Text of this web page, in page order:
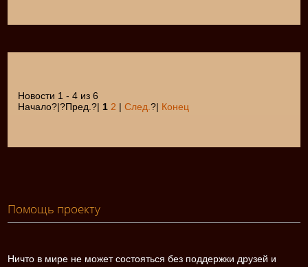
Новости 1 - 4 из 6
Начало?|?Пред.?| 1 2 |След.?| Конец
Помощь проекту
Ничто в мире не может состояться без поддержки друзей и